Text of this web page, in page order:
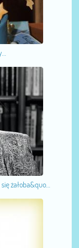
żałoba&quo...